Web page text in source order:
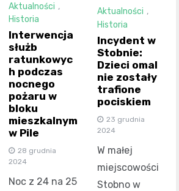
Aktualności ,
Historia
Interwencja
służb
ratunkowyc
h podczas
nocnego
pożaru w
bloku
mieszkalnym
w Pile
28 grudnia
2024
Noc z 24 na 25
Aktualności ,
Historia
Incydent w
Stobnie:
Dzieci omal
nie zostały
trafione
pociskiem
23 grudnia
2024
W małej
miejscowości
Stobno w